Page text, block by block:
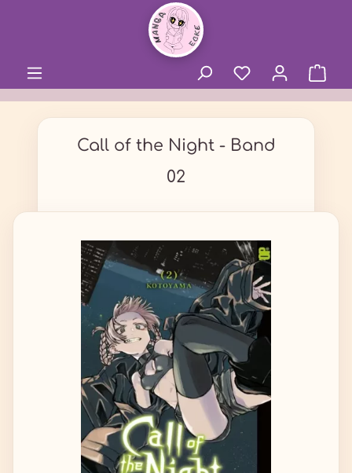
Call of the Night - Band
02
Bildergalerie überspringen